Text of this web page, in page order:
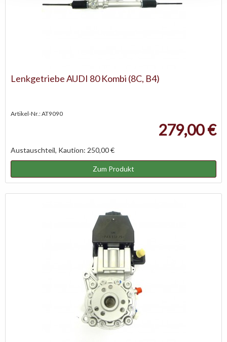
Lenkgetriebe AUDI 80 Kombi (8C, B4)
Artikel-Nr.: AT9090
279,00 €
Austauschteil, Kaution: 250,00 €
Zum Produkt